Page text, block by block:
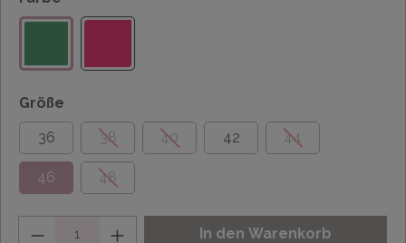
Größe
36
38 40 42 44
46 48
In den Warenkorb